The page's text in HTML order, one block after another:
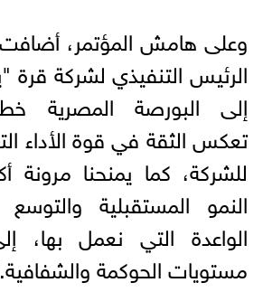
وعلى هامش المؤتمر،
الرئيس التنفيذي لشركة
إلى البورصة المصرية
تعكس الثقة في قوة الأداء
للشركة، كما يمنحنا
النمو المستقبلية
الواعدة التي نعمل بها،
مستويات الحوكمة